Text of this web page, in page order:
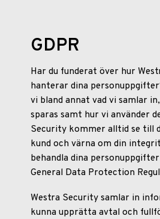
GDPR
Har du funderat över hur
hanterar dina
vi bland annat vad vi samlar
sparas samt hur vi använder
Security kommer alltid se till
kund och värna om din
behandla dina
General Data Protection
Westra Security samlar in
kunna upprätta avtal och